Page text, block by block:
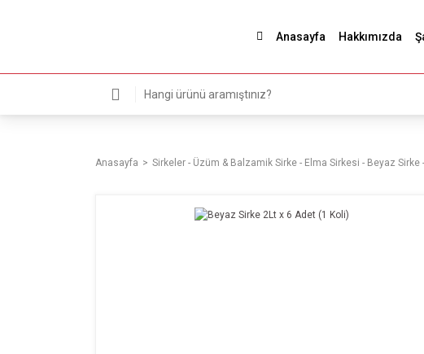
Anasayfa Hakkımızda
Anasayfa Sirkeler - Üzüm & Balzamik Sirke - Elma Sirkesi - Beyaz Sirke